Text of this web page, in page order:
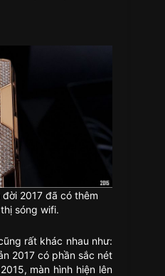
2017 đã có thêm
sóng wifi.
rất khác nhau như:
2017 có phần sắc nét
màn hình hiện lên